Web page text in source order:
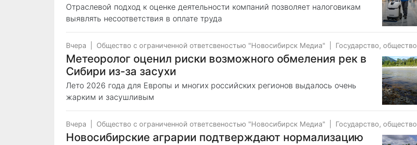
Отраслевой подход к оценке деятельности компаний позволяет налоговикам
выявлять несоответствия в оплате труда
Вчера Общество с ограниченной ответсвеностью "Новосибирск Медиа" Государство, общество
Метеоролог оценил риски возможного обмеления рек в
Сибири из-за засухи
Лето 2026 года для Европы и многих российских регионов выдалось очень
жарким и засушливым
Вчера Общество с ограниченной ответсвеностью "Новосибирск Медиа" Государство, общество
Новосибирские аграрии подтверждают нормализацию